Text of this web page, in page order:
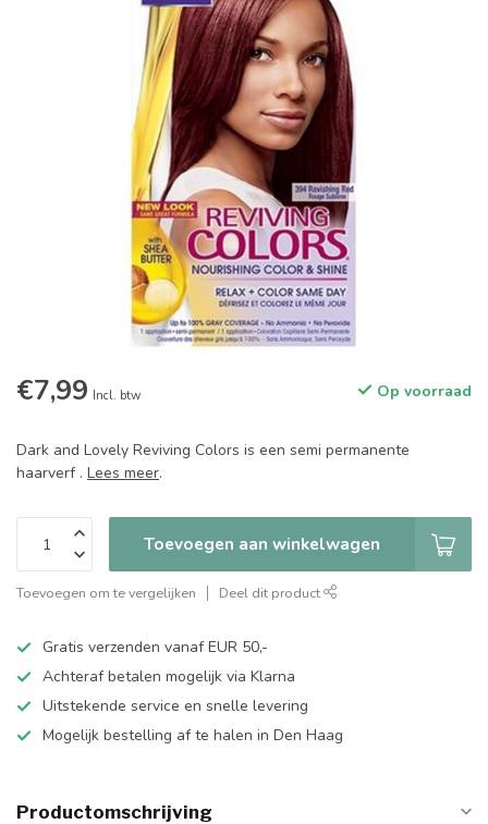
€7,99 Incl. btw Op voorraad
Dark and Lovely Reviving Colors is een semi permanente
haarverf . Lees meer.
Toevoegen aan winkelwagen
Toevoegen om te vergelijken Deel dit product
Gratis verzenden vanaf EUR 50,-
Achteraf betalen mogelijk via Klarna
Uitstekende service en snelle levering
Mogelijk bestelling af te halen in Den Haag
Productomschrijving